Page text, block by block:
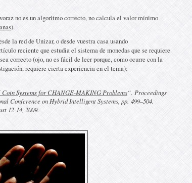
no es un algoritmo correcto, no calcula el valor mínimo
).
la red de Unizar, o desde vuestra casa usando
reciente que estudia el sistema de monedas que se requiere
correcto (ojo, no es fácil de leer porque, como ocurre con la
requiere cierta experiencia en el tema):
Coin Systems for CHANGE-MAKING Problems“. Proceedings
Conference on Hybrid Intelligent Systems , pp. 499–504.
12-14, 2009.